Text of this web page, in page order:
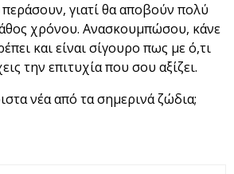
γιατί θα αποβούν πολύ
χρόνου. Ανασκουμπώσου, κάνε
και είναι σίγουρο πως με ό,τι
την επιτυχία που σου αξίζει.
νέα από τα σημερινά ζώδια;